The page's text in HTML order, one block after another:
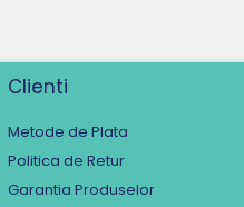
Clienti
Metode de Plata
Politica de Retur
Garantia Produselor